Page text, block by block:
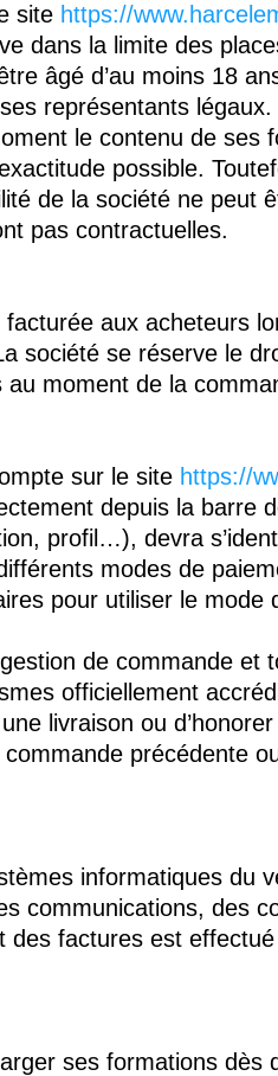
site https://
dans la limite des
âgé d’au moins 18
représentants légaux.
le contenu de ses
possible.
de la société ne peut
pas contractuelles.
aux acheteurs
société se réserve le
moment de la
sur le site https://
depuis la barre
profil…), devra
modes de
pour utiliser le
de commande et
officiellement
livraison ou
précédente
informatiques du
communications, des
des factures est
ses formations